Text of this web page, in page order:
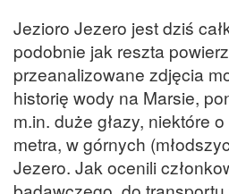
Jezioro Jezero jest dziś
podobnie jak reszta
przeanalizowane zdjęcia
historię wody na Marsie,
m.in. duże głazy, niektóre
metra, w górnych
Jezero. Jak ocenili